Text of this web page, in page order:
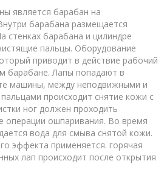
является барабан на
барабана размещается
стенках барабана и цилиндре
пальцы. Оборудование
приводит в действие рабочий
барабане. Лапы попадают в
машины, между неподвижными и
происходит снятие кожи с
ног должен проходить
операции ошпаривания. Во время
вода для смыва снятой кожи.
эффекта применяется. горячая
лап происходит после открытия